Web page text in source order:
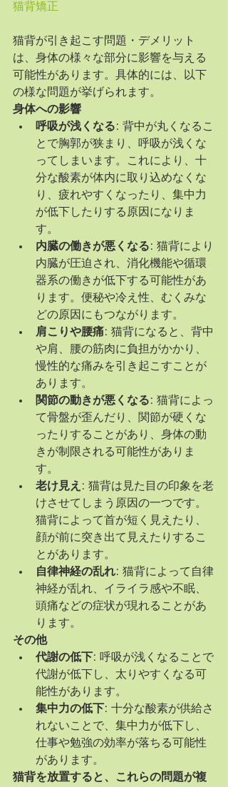
猫背矯正
猫背が引き起こす問題・デメリット
は、身体の様々な部分に影響を与える
可能性があります。具体的には、以下
の様な問題が挙げられます。
身体への影響
呼吸が浅くなる: 背中が丸くなるこ
とで胸郭が狭まり、呼吸が浅くな
ってしまいます。これにより、十
分な酸素が体内に取り込めなくな
り、疲れやすくなったり、集中力
が低下したりする原因になりま
す。
内臓の働きが悪くなる: 猫背により
内臓が圧迫され、消化機能や循環
器系の働きが低下する可能性があ
ります。便秘や冷え性、むくみな
どの原因にもつながります。
肩こりや腰痛: 猫背になると、背中
や肩、腰の筋肉に負担がかかり、
慢性的な痛みを引き起こすことが
あります。
関節の動きが悪くなる: 猫背によっ
て骨盤が歪んだり、関節が硬くな
ったりすることがあり、身体の動
きが制限される可能性がありま
す。
老け見え: 猫背は見た目の印象を老
けさせてしまう原因の一つです。
猫背によって首が短く見えたり、
顔が前に突き出て見えたりするこ
とがあります。
自律神経の乱れ: 猫背によって自律
神経が乱れ、イライラ感や不眠、
頭痛などの症状が現れることがあ
ります。
その他
代謝の低下: 呼吸が浅くなることで
代謝が低下し、太りやすくなる可
能性があります。
集中力の低下: 十分な酸素が供給さ
れないことで、集中力が低下し、
仕事や勉強の効率が落ちる可能性
があります。
猫背を放置すると、これらの問題が複